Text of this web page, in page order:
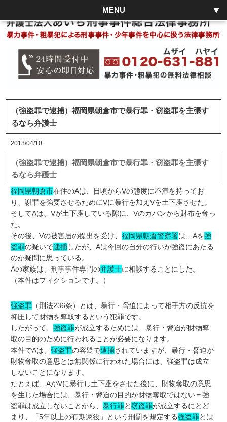
MENU
（強盗罪で逮捕）福岡県朝倉市で暴行罪・窃盗罪を主張す
るなら弁護士
2018/04/10
（強盗罪で逮捕）福岡県朝倉市で暴行罪・窃盗罪を主張す
るなら弁護士
福岡県朝倉市在住のAは、日頃からVの態度に不満を持ってお
り、謝罪を強要させるためにVに暴行を加えVを土下座させた。
そしてAは、Vが土下座している隙に、Vのカバンから財布を奪っ
た。
その後、Vの被害届の提出を受け、福岡県朝倉警察署は、Aを強
盗罪の疑いで逮捕したが、Aは今回の自分の行いが強盗にあたる
のか疑問に思っている。
Aの家族は、刑事事件専門の弁護士に相談することにした。
（本件はフィクションです。）
強盗罪 （刑法236条）とは、暴行・脅迫によって相手方の反抗を
抑圧して財物を奪取するという犯罪です。
したがって、強盗罪が成立するためには、暴行・脅迫が財物奪
取の目的のために行われることが必要になります。
本件でAは、強盗罪の容疑で逮捕されていますが、暴行・脅迫が
財物奪取の意思とは無関係に行われた場合には、強盗罪は成立
しないことになります。
たとえば、AがVに暴行し土下座をさせた後に、財物奪取の意思
を生じた場合には、暴行・脅迫の目的が財物奪取ではない＝強
盗罪は成立しないことから、暴行罪と窃盗罪が成立するにとど
まり、「5年以上の有期懲役」という刑罰を規定する強盗罪とは